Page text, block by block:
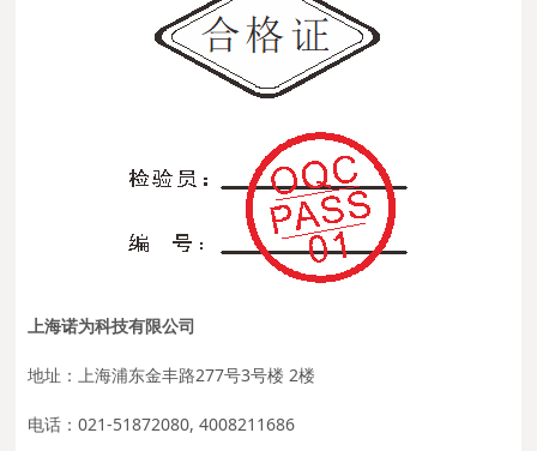
上海诺为科技有限公司
地址：上海浦东金丰路277号3号楼 2楼
电话：021-51872080, 4008211686